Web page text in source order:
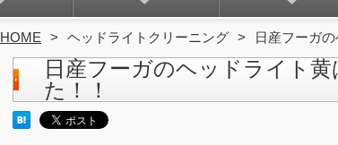
HOME ヘッドライトクリーニング 日産フーガ
日産フーガのヘッドライト
た！！